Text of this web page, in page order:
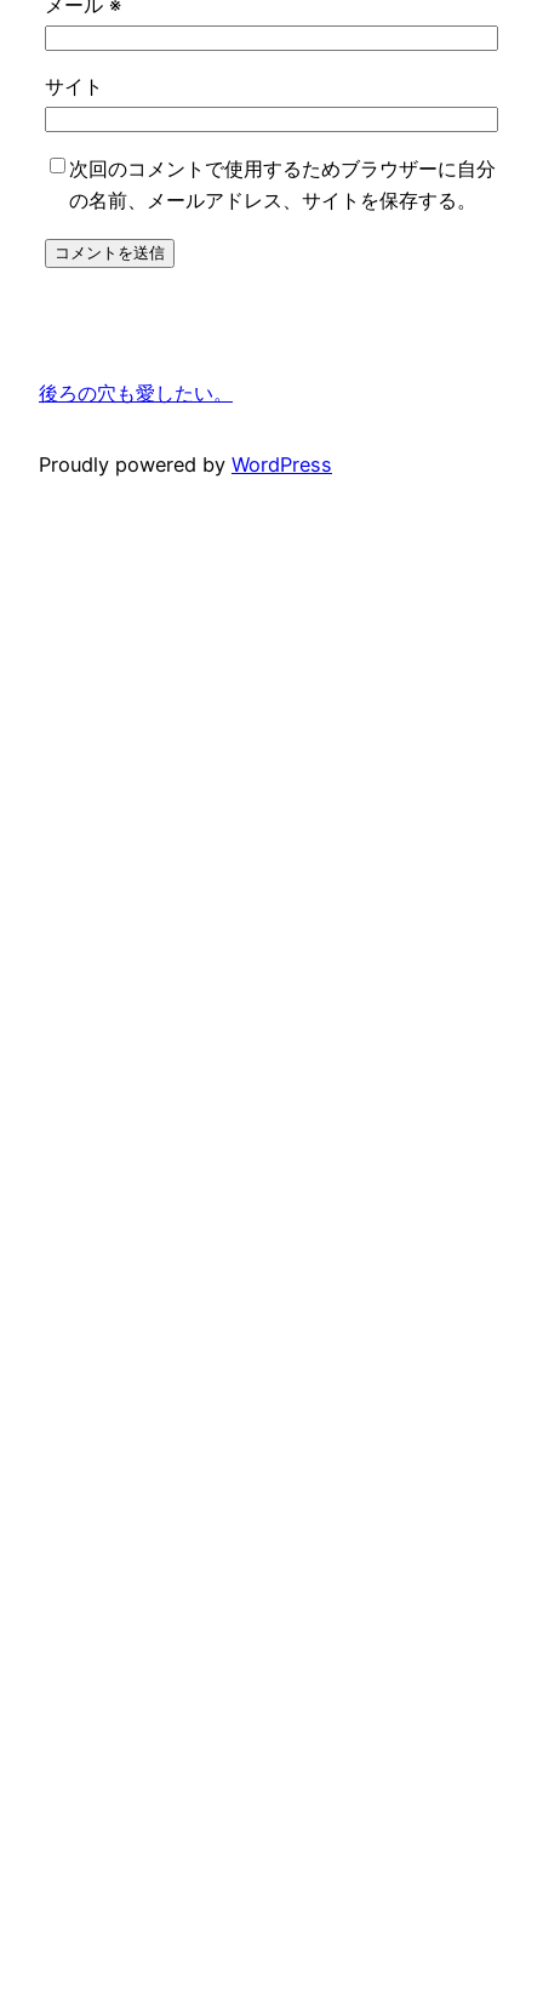
メール ※
サイト
次回のコメントで使用するためブラウザーに自分
の名前、メールアドレス、サイトを保存する。
後ろの穴も愛したい。
Proudly powered by WordPress